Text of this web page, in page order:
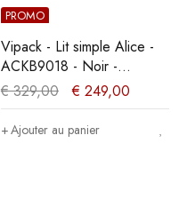
PROMO
Vipack - Lit simple Alice -
ACKB9018 - Noir -
95,5x90,5x207,5cm
€329,00 € 249,00
Ajouter au panier